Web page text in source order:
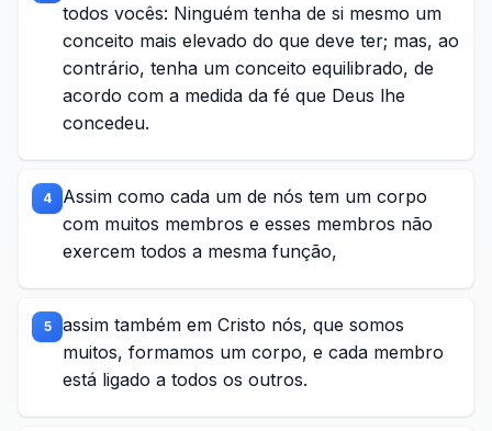
todos vocês: Ninguém tenha de si mesmo um
conceito mais elevado do que deve ter; mas, ao
contrário, tenha um conceito equilibrado, de
acordo com a medida da fé que Deus lhe
concedeu.
4
Assim como cada um de nós tem um corpo
com muitos membros e esses membros não
exercem todos a mesma função,
5
assim também em Cristo nós, que somos
muitos, formamos um corpo, e cada membro
está ligado a todos os outros.